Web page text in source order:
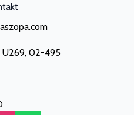
U269, 02-495